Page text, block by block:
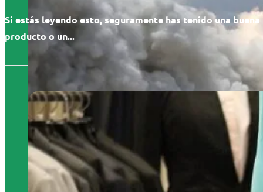
Si estás leyendo esto, seguramente has tenido una
producto o un...